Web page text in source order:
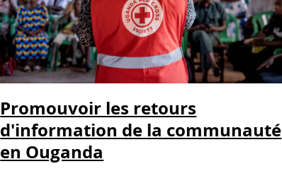
Promouvoir les retours
d'information de la communauté
en Ouganda